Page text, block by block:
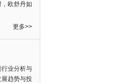
欧舒丹如
更多>>
业分析与
趋势与投